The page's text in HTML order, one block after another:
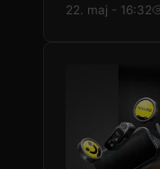
22. maj - 16:32